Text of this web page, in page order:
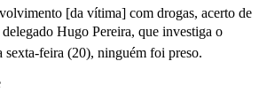
[da vítima] com drogas, acerto de
delegado Hugo Pereira, que investiga o
sexta-feira (20), ninguém foi preso.